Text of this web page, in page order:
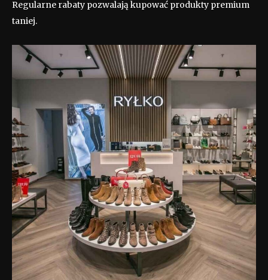
Regularne rabaty pozwalają kupować produkty premium
taniej.